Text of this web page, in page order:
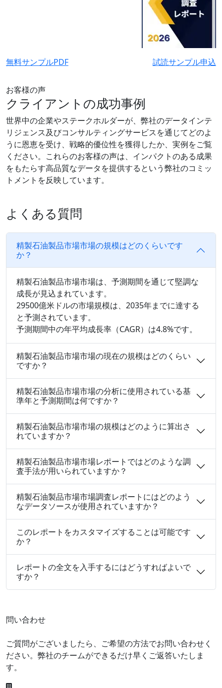
無料サンプルPDF 試読サンプル申込
お客様の声
クライアントの成功事例
世界中の企業やステークホルダーが、弊社のデータインテ
リジェンス及びコンサルティングサービスを通じてどのよ
うに恩恵を受け、戦略的優位性を獲得したか、実例をご覧
ください。これらのお客様の声は、インパクトのある成果
をもたらす高品質なデータを提供するという弊社のコミッ
トメントを反映しています。
よくある質問
精製石油製品市場市場の規模はどのくらいです
か？
精製石油製品市場市場は、予測期間を通じて堅調な
成長が見込まれています。
29500億米ドルの市場規模は、2035年までに達する
と予測されています。
予測期間中の年平均成長率（CAGR）は4.8%です。
精製石油製品市場市場の現在の規模はどのくらい
ですか？
精製石油製品市場市場の分析に使用されている基
準年と予測期間は何ですか？
精製石油製品市場市場の規模はどのように算出さ
れていますか？
精製石油製品市場市場レポートではどのような調
査手法が用いられていますか？
精製石油製品市場市場調査レポートにはどのよう
なデータソースが使用されていますか？
このレポートをカスタマイズすることは可能です
か？
レポートの全文を入手するにはどうすればよいで
すか？
問い合わせ
ご質問がございましたら、ご希望の方法でお問い合わせく
ださい。弊社のチームができるだけ早くご返答いたしま
す。